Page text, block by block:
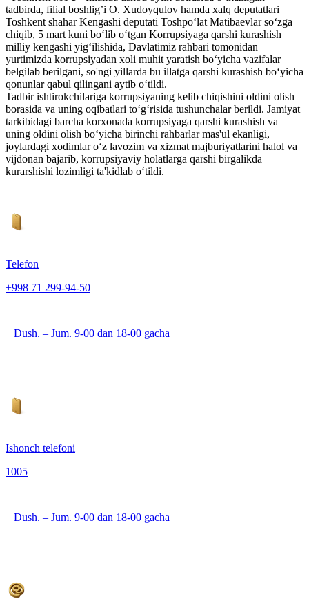
tadbirda, filial boshlig’i O. Xudoyqulov hamda xalq deputatlari
Toshkent shahar Kengashi deputati Toshpoʻlat Matibaevlar soʻzga
chiqib, 5 mart kuni boʻlib oʻtgan Korrupsiyaga qarshi kurashish
milliy kengashi yigʻilishida, Davlatimiz rahbari tomonidan
yurtimizda korrupsiyadan xoli muhit yaratish boʻyicha vazifalar
belgilab berilgani, so'ngi yillarda bu illatga qarshi kurashish boʻyicha
qonunlar qabul qilingani aytib oʻtildi.
Tadbir ishtirokchilariga korrupsiyaning kelib chiqishini oldini olish
borasida va uning oqibatlari toʻgʻrisida tushunchalar berildi. Jamiyat
tarkibidagi barcha korxonada korrupsiyaga qarshi kurashish va
uning oldini olish boʻyicha birinchi rahbarlar mas'ul ekanligi,
joylardagi xodimlar oʻz lavozim va xizmat majburiyatlarini halol va
vijdonan bajarib, korrupsiyaviy holatlarga qarshi birgalikda
kurarshishi lozimligi ta'kidlab oʻtildi.
Telefon
+998 71 299-94-50
Dush. – Jum. 9-00 dan 18-00 gacha
Ishonch telefoni
1005
Dush. – Jum. 9-00 dan 18-00 gacha